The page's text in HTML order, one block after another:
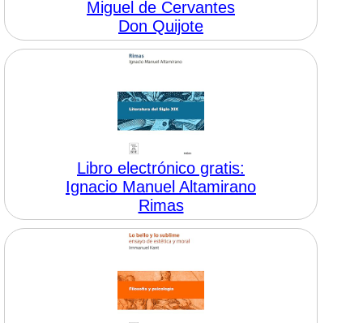
Miguel de Cervantes
Don Quijote
Libro electrónico gratis:
Ignacio Manuel Altamirano
Rimas